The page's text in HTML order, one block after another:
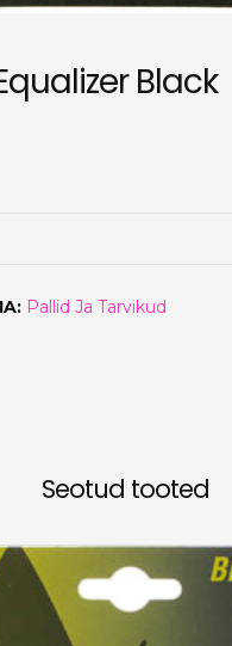
Black
Pallid Ja Tarvikud
Seotud tooted